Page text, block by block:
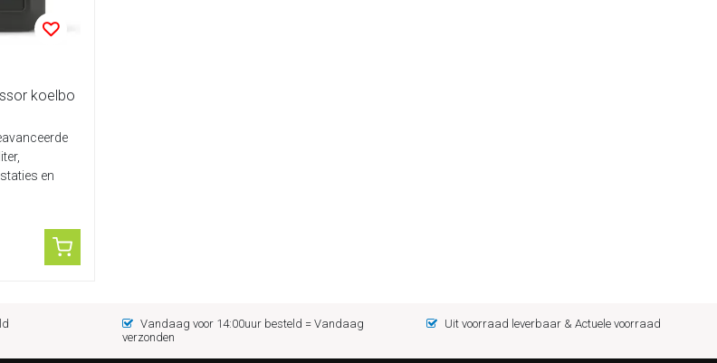
koelbo
en
Vandaag voor 14:00uur besteld = Vandaag
verzonden
Uit voorraad leverbaar & Actuele voorraad